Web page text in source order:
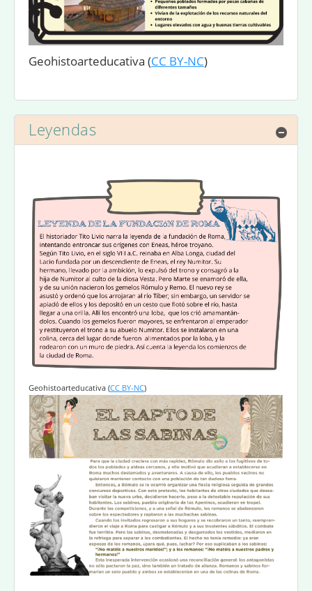
Geohistoarteducativa (CC BY-NC)
Leyendas
Geohistoarteducativa (CC BY-NC)